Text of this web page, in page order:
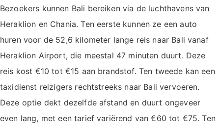
Bezoekers kunnen Bali bereiken via de luchthavens van
Heraklion en Chania. Ten eerste kunnen ze een auto
huren voor de 52,6 kilometer lange reis naar Bali vanaf
Heraklion Airport, die meestal 47 minuten duurt. Deze
reis kost €10 tot €15 aan brandstof. Ten tweede kan een
taxidienst reizigers rechtstreeks naar Bali vervoeren.
Deze optie dekt dezelfde afstand en duurt ongeveer
even lang, met een tarief variërend van €60 tot €75. Ten